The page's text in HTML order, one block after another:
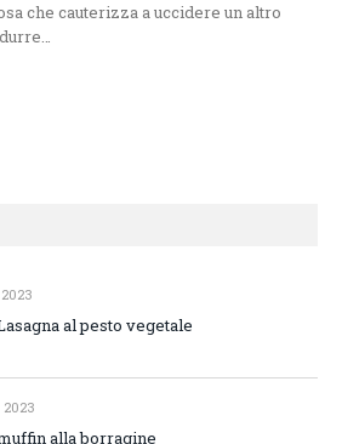
che cauterizza a uccidere un altro
al pesto vegetale
2023
alla borragine